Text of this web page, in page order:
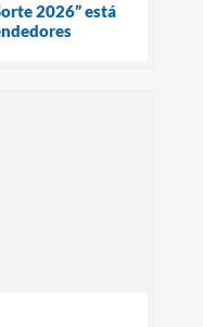
2026” está